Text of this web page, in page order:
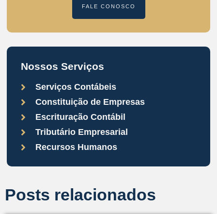
FALE CONOSCO
Nossos Serviços
Serviços Contábeis
Constituição de Empresas
Escrituração Contábil
Tributário Empresarial
Recursos Humanos
Posts relacionados